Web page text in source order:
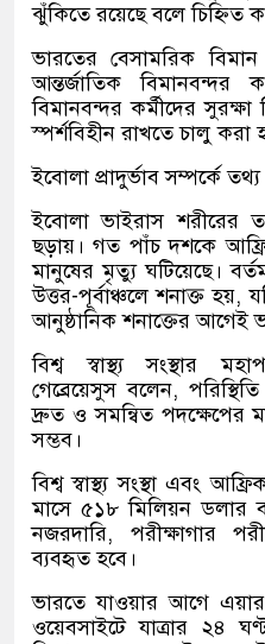
ঝুঁকিতে রয়েছে বলে চিহ্নিত
ভারতের বেসামরিক
আন্তর্জাতিক বিমানবন্দর
বিমানবন্দর কর্মীদের
স্পর্শবিহীন রাখতে চালু করা
ইবোলা প্রাদুর্ভাব সম্পর্কে তথ্য
ইবোলা ভাইরাস শরীরের
ছড়ায়। গত পাঁচ দশকে
মানুষের মৃত্যু ঘটিয়েছে।
উত্তর-পূর্বাঞ্চলে শনাক্ত হয়,
আনুষ্ঠানিক শনাক্তের আগেই
বিশ্ব স্বাস্থ্য সংস্থার
গেব্রেয়েসুস বলেন,
দ্রুত ও সমন্বিত পদক্ষেপের
সম্ভব।
বিশ্ব স্বাস্থ্য সংস্থা এবং
মাসে ৫১৮ মিলিয়ন ডলার
নজরদারি, পরীক্ষাগার
ব্যবহৃত হবে।
ভারতে যাওয়ার আগে এয়ার
ওয়েবসাইটে যাত্রার ২৪